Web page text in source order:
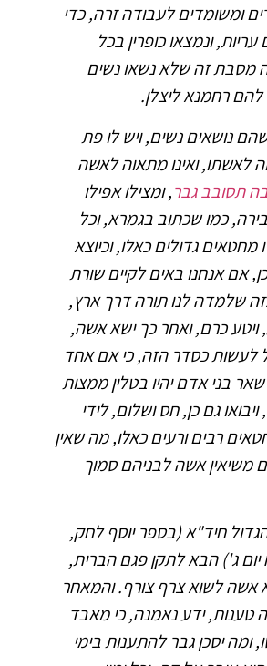
ומשומדים לעבודה זרה, כדי
ונמצאו כופרין בכל
מסבת זה שלא נשאו נשים
להם רחמנא ליצלן.
נושאים נשים, ויש לו פת
לאשתו, ואינו מתאוה לאשה
תסובב גבר, ומצילו אפילו
כמו שכתוב בגמרא, וכל
מחטאים גדולים כאלו, וכיוצא
אם אנחנו באים לקיים שורת
שלמדה לנו תורה דרך ארץ,
ויטע כרם, ואחר כך ישא אשה,
לעשות כסדר הזה, כי אם אחד
בני אדם יהיו בטלין ממצות
ויבואו גם כן, חס ושלום, לידי
רבים ורעים כאלו, מה שאין
משיאין אשה לבניהם סמוך
חיד"א (בספר יוסף לחק,
ג') הבא לתקן פגם הברית,
לשוא צרף צורף. והמאחר
טענות, ידע נאמנה, כי מאבד
ומה יסכן גבר להתענות בימי